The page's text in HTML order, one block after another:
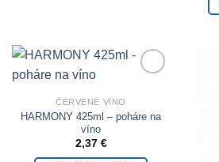
ČERVENÉ VÍNO
HARMONY 425ml – poháre na
víno
2,37 €